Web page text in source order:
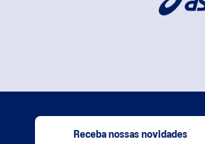
Receba nossas novidades